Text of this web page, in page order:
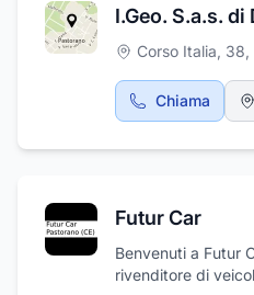
resistere all'usura
a sottoporre i
di qualità prima
Questo ci
pezzo soddisfi i
aspettative dei
Corso Italia, 38,
Chiama
Futur Car
Benvenuti a Futur
rivenditore di